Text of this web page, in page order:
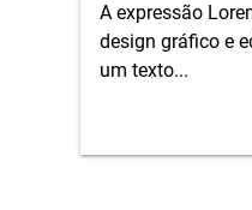
A expressão
design gráfico e
um texto...